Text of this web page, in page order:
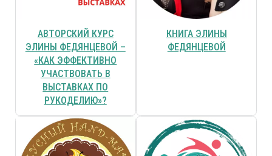
АВТОРСКИЙ КУРС
ЭЛИНЫ ФЕДЯНЦЕВОЙ –
«КАК ЭФФЕКТИВНО
УЧАСТВОВАТЬ В
ВЫСТАВКАХ ПО
РУКОДЕЛИЮ»?
КНИГА ЭЛИНЫ
ФЕДЯНЦЕВОЙ